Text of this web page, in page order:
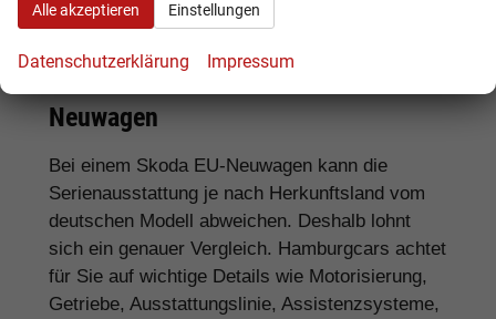
Ausstattung, Lieferzeit und
Neuwagen
Bei einem Skoda EU-Neuwagen kann die
Serienausstattung je nach Herkunftsland vom
deutschen Modell abweichen. Deshalb lohnt
sich ein genauer Vergleich. Hamburgcars achtet
für Sie auf wichtige Details wie Motorisierung,
Getriebe, Ausstattungslinie, Assistenzsysteme,
Alle akzeptieren Einstellungen
Datenschutzerklärung Impressum